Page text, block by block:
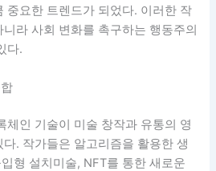
중요한 트렌드가 되었다. 이러한 작
라 사회 변화를 촉구하는 행동주의
다.
체인 기술이 미술 창작과 유통의 영
. 작가들은 알고리즘을 활용한 생
형 설치미술, NFT를 통한 새로운